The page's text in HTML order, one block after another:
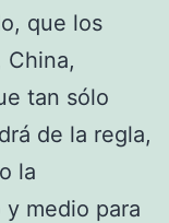
que los
China,
tan sólo
de la regla,
la
medio para